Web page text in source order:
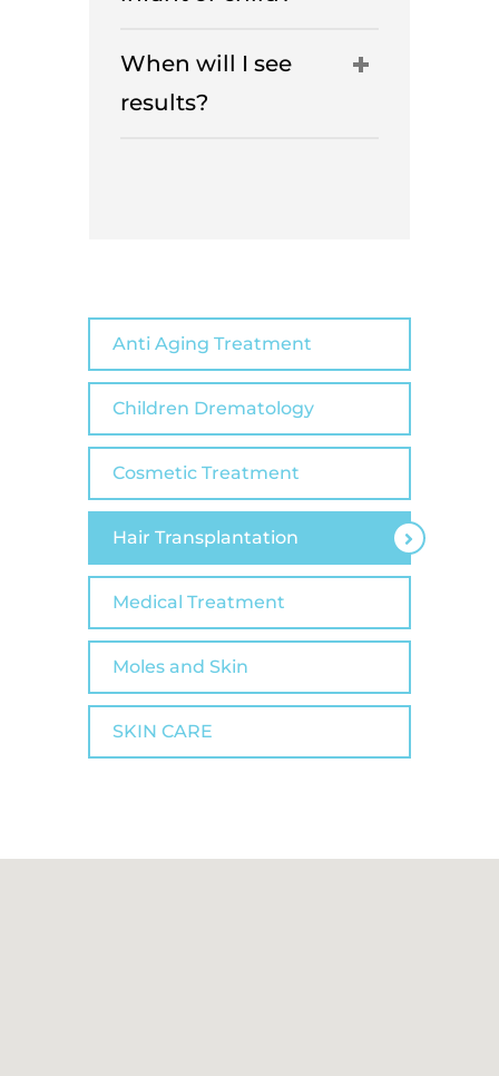
Anti Aging Treatment
Children Drematology
Cosmetic Treatment
Hair Transplantation
Medical Treatment
Moles and Skin
SKIN CARE
When will I see
results?